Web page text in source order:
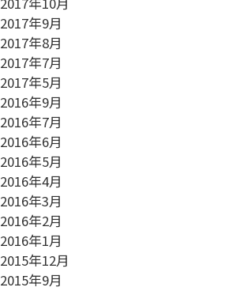
2017年9月
2017年8月
2017年7月
2017年5月
2016年9月
2016年7月
2016年6月
2016年5月
2016年4月
2016年3月
2016年2月
2016年1月
2015年12月
2015年9月